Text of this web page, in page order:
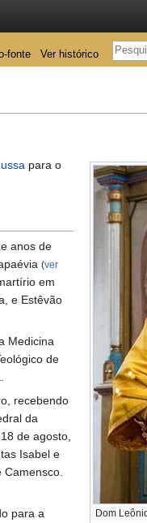
Dom
para o
anos de
(ver
em
e Estêvão
Medicina
de
recebendo
da
de agosto,
Isabel e
para a
fonte Ver histórico